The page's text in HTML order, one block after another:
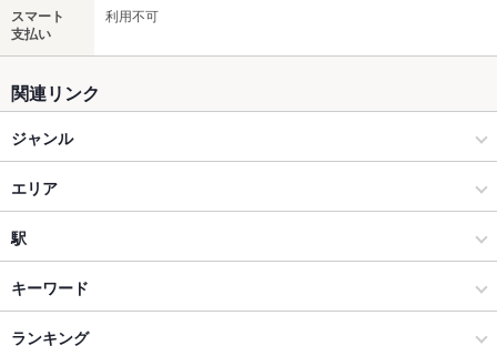
スマート
支払い
利用不可
関連リンク
ジャンル
和食
和食全般
安城・刈谷・岡崎・知立・蒲郡 × 和食
安城・刈谷・岡崎・知立・蒲郡 × 和食全般
エリア
刈谷
刈谷 × 和食
刈谷 × 和食全般
駅
刈谷駅
重原駅
キーワード
からあげ
ランキング